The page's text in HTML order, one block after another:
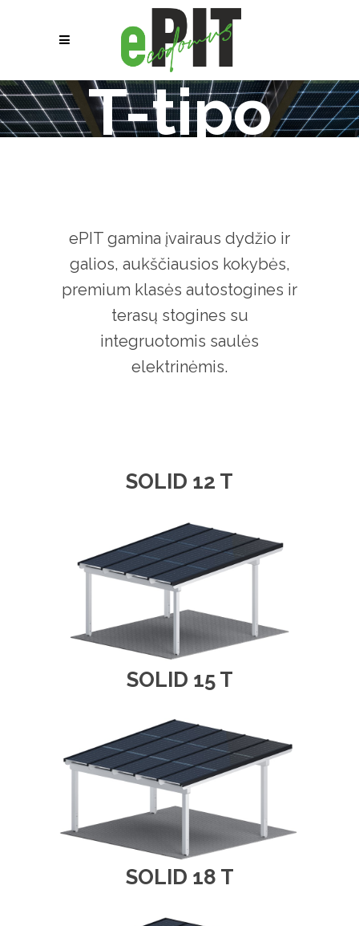
T-tipo
ePIT gamina įvairaus dydžio ir
galios, aukščiausios kokybės,
premium klasės autostogines ir
terasų stogines su
integruotomis saulės
elektrinėmis.
SOLID 12 T
SOLID 15 T
SOLID 18 T